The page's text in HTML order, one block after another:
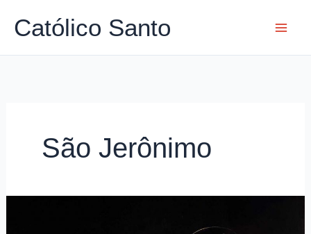
paraCatólico Santo
São Jerônimo